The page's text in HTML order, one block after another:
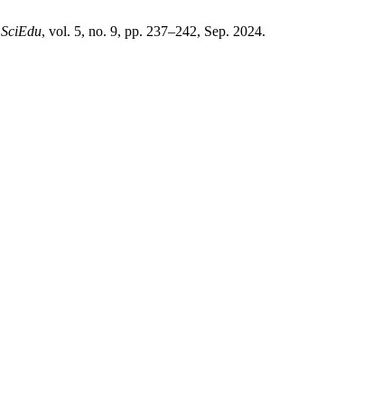
SciEdu, vol. 5, no. 9, pp. 237–242, Sep. 2024.